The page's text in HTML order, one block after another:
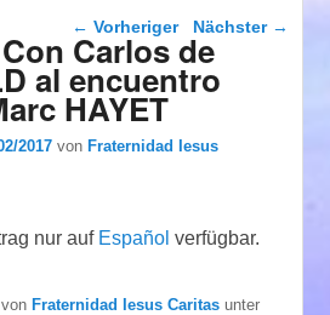
Beitragsnavigation
← Vorheriger Nächster →
Carlos de
al encuentro
HAYET
2017 vonFraternidad Iesus
nur auf Español verfügbar.
vonFraternidad Iesus Caritas unter